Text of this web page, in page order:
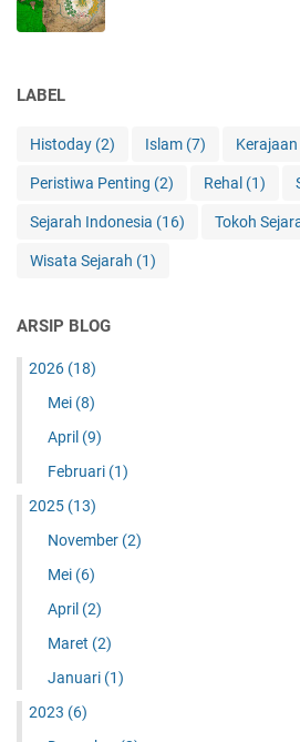
LABEL
Histoday (2) Islam (7) Kerajaan
Peristiwa Penting (2) Rehal (1)
Sejarah Indonesia (16) Tokoh
Wisata Sejarah (1)
ARSIP BLOG
2026 (18)
Mei (8)
April (9)
Februari (1)
2025 (13)
November (2)
Mei (6)
April (2)
Maret (2)
Januari (1)
2023 (6)